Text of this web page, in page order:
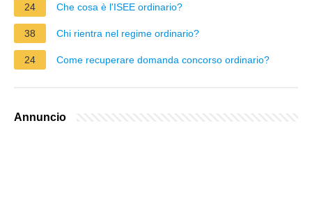
24 Che cosa è l'ISEE ordinario?
38 Chi rientra nel regime ordinario?
24 Come recuperare domanda concorso ordinario?
Annuncio